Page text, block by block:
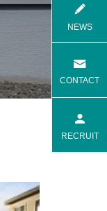
8月焼肉
高齢者等共
NEWS
CONTACT
RECRUIT